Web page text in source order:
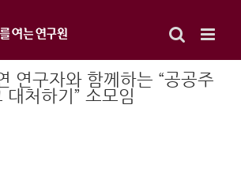
연구자와 함께하는 “공공주
대처하기” 소모임